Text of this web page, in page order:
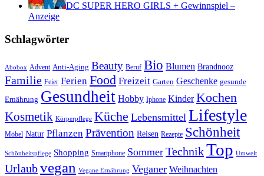
DC SUPER HERO GIRLS + Gewinnspiel –
Anzeige
Schlagwörter
Abobox Advent Anti-Aging Beauty Beruf Bio Blumen Brandnooz
Familie Feier Ferien Food Freizeit Garten Geschenke gesunde
Ernährung Gesundheit Hobby Iphone Kinder Kochen
Kosmetik Körperpflege Küche Lebensmittel Lifestyle
Möbel Natur Pflanzen Prävention Reisen Rezepte Schönheit
Schönheitspflege Shopping Smartphone Sommer TechnikTop Umwelt
Urlaubvegan Vegane Ernährung Veganer Weihnachten